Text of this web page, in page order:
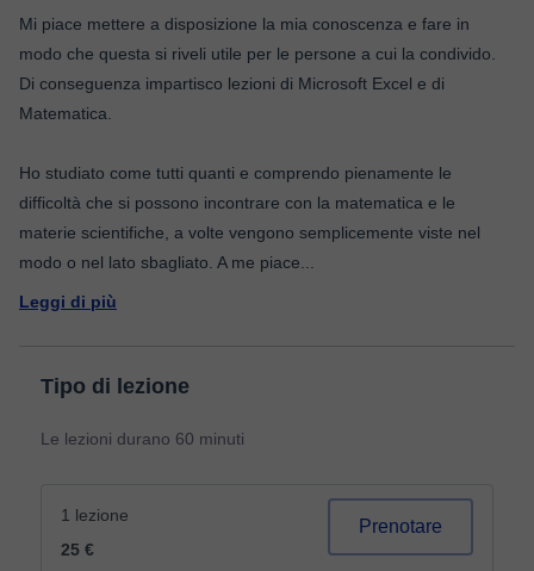
Mi piace mettere a disposizione la mia conoscenza e fare in
modo che questa si riveli utile per le persone a cui la condivido.
Di conseguenza impartisco lezioni di Microsoft Excel e di
Matematica.
Ho studiato come tutti quanti e comprendo pienamente le
difficoltà che si possono incontrare con la matematica e le
materie scientifiche, a volte vengono semplicemente viste nel
modo o nel lato sbagliato. A me piace
Leggi di più
Tipo di lezione
Le lezioni durano 60 minuti
1 lezione
25 €
Prenotare